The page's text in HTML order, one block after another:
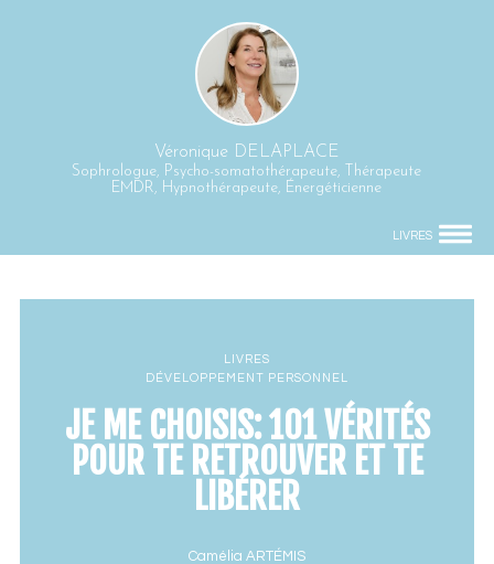
Véronique DELAPLACE
Sophrologue, Psycho-somatothérapeute, Thérapeute
EMDR, Hypnothérapeute, Énergéticienne
LIVRES
LIVRES
DÉVELOPPEMENT PERSONNEL
JE ME CHOISIS: 101 VÉRITÉS
POUR TE RETROUVER ET TE
LIBÉRER
Camélia ARTÉMIS